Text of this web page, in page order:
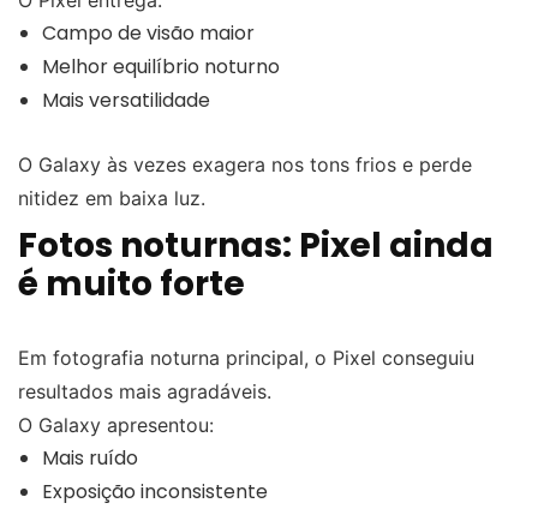
Campo de visão maior
Melhor equilíbrio noturno
Mais versatilidade
O Galaxy às vezes exagera nos tons frios e perde
nitidez em baixa luz.
Fotos noturnas: Pixel ainda
é muito forte
Em fotografia noturna principal, o Pixel conseguiu
resultados mais agradáveis.
O Galaxy apresentou:
Mais ruído
Exposição inconsistente